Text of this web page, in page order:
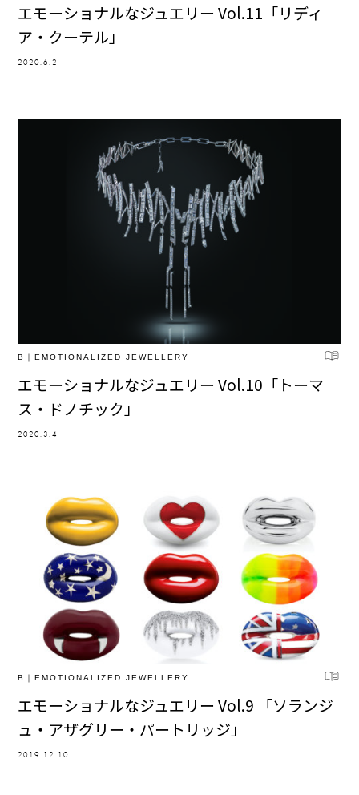
エモーショナルなジュエリー Vol.11「リディ
ア・クーテル」
2020.6.2
B｜EMOTIONALIZED JEWELLERY
エモーショナルなジュエリー Vol.10「トーマ
ス・ドノチック」
2020.3.4
B｜EMOTIONALIZED JEWELLERY
エモーショナルなジュエリー Vol.9 「ソランジ
ュ・アザグリー・パートリッジ」
2019.12.10